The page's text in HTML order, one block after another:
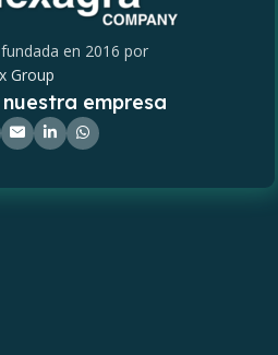
en 2016 por
Group
empresa